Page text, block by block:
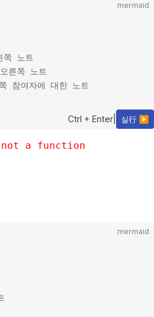
mermaid
노트
른쪽 노트
Ctrl + Enter 실行 ▶
not a function
mermaid